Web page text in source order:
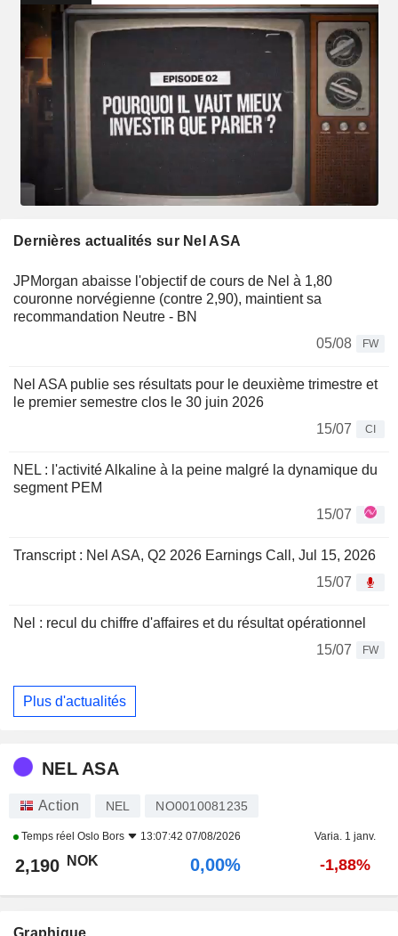
Dernières actualités sur Nel ASA
JPMorgan abaisse l'objectif de cours de Nel à 1,80
couronne norvégienne (contre 2,90), maintient sa
recommandation Neutre - BN
05/08
FW
Nel ASA publie ses résultats pour le deuxième trimestre et
le premier semestre clos le 30 juin 2026
15/07
CI
NEL : l'activité Alkaline à la peine malgré la dynamique du
segment PEM
15/07
Transcript : Nel ASA, Q2 2026 Earnings Call, Jul 15, 2026
15/07
Nel : recul du chiffre d'affaires et du résultat opérationnel
15/07
FW
Plus d'actualités
NEL ASA
Action NEL NO0010081235
Temps réel Oslo Bors 13:07:42 07/08/2026 Varia. 1 janv.
2,190 NOK 0,00% -1,88%